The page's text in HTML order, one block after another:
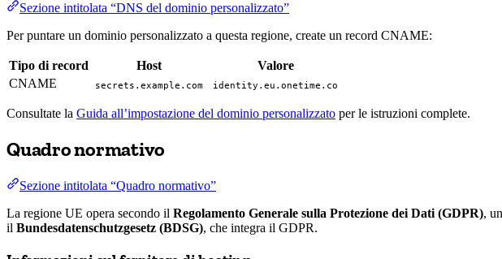
Sezione intitolata “DNS del dominio personalizzato”
Per puntare un dominio personalizzato a questa regione, create un record CNAME:
Tipo di record Host
Valore
CNAME
secrets.example.com identity.eu.onetime.co
Consultate la Guida all’impostazione del dominio personalizzato per le istruzioni complete.
Quadro normativo
Sezione intitolata “Quadro normativo”
La regione UE opera secondo il Regolamento Generale sulla Protezione dei Dati (GDPR),
il Bundesdatenschutzgesetz (BDSG), che integra il GDPR.